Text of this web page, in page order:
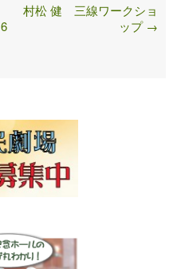
村松 健 三線ワークショ
ップ →